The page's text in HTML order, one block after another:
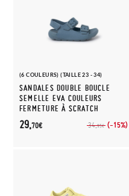
(6 COULEURS) (TAILLE 23 - 34)
SANDALES DOUBLE BOUCLE
SEMELLE EVA COULEURS
FERMETURE À SCRATCH
34,95€ (-15%)
29,70€